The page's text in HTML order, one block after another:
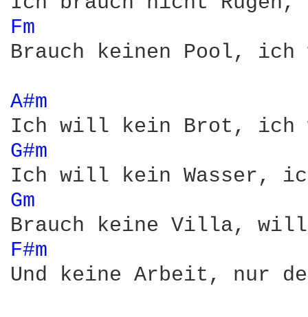
Fm
Brauch keinen Pool,
A#m
G#m
Gm
F#m
Und keine Arbeit, nur